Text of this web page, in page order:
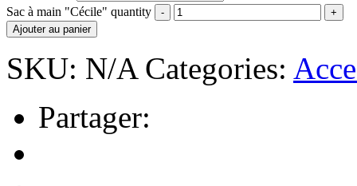
Sac à main "Cécile" quantity
Ajouter au panier
SKU: N/A Categories:
Partager: